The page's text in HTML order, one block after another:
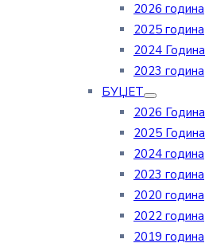
2026 година
2025 година
2024 Година
2023 година
БУЏЕТ
2026 Година
2025 Година
2024 година
2023 година
2020 година
2022 година
2019 година